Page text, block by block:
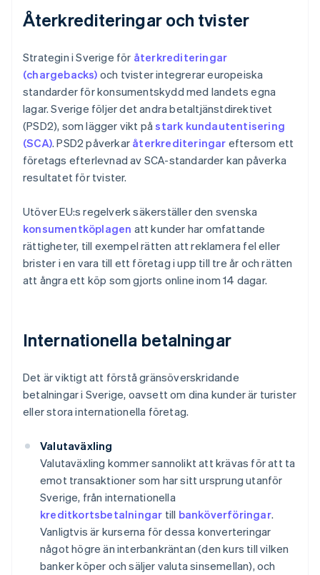
Återkrediteringar och tvister
Strategin i Sverige för återkrediteringar
(chargebacks) och tvister integrerar europeiska
standarder för konsumentskydd med landets egna
lagar. Sverige följer det andra betaltjänstdirektivet
(PSD2), som lägger vikt påstark kundautentisering
(SCA). PSD2 påverkar återkrediteringar eftersom ett
företags efterlevnad av SCA-standarder kan påverka
resultatet för tvister.
Utöver EU:s regelverk säkerställer den svenska
konsumentköplagen att kunder har omfattande
rättigheter, till exempel rätten att reklamera fel eller
brister i en vara till ett företag i upp till tre år och rätten
att ångra ett köp som gjorts online inom 14 dagar.
Internationella betalningar
Det är viktigt att förstå gränsöverskridande
betalningar i Sverige, oavsett om dina kunder är turister
eller stora internationella företag.
Valutaväxling
Valutaväxling kommer sannolikt att krävas för att ta
emot transaktioner som har sitt ursprung utanför
Sverige, från internationella
kreditkortsbetalningar till banköverföringar.
Vanligtvis är kurserna för dessa konverteringar
något högre än interbankräntan (den kurs till vilken
banker köper och säljer valuta sinsemellan), och